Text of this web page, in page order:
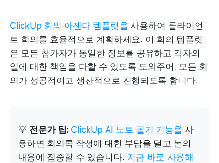
ClickUp 회의 아젠다 템플릿을 사용하여 클라이언
트 회의를 효율적으로 계획하세요. 이 회의 템플릿
은 모든 참가자가 동일한 정보를 공유하고 각자의
일에 대한 책임을 다할 수 있도록 도와주어, 모든 회
의가 성공적이고 생산적으로 진행되도록 합니다.
💡 전문가 팁: ClickUp AI 노트 필기 기능을 사
용하면 회의록 작성에 대한 부담을 덜고 논의
내용에 집중할 수 있습니다. 지금 바로 사용해